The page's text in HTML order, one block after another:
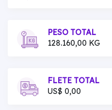
PESO TOTAL
128.160,00 KG
FLETE TOTAL
US$ 0,00